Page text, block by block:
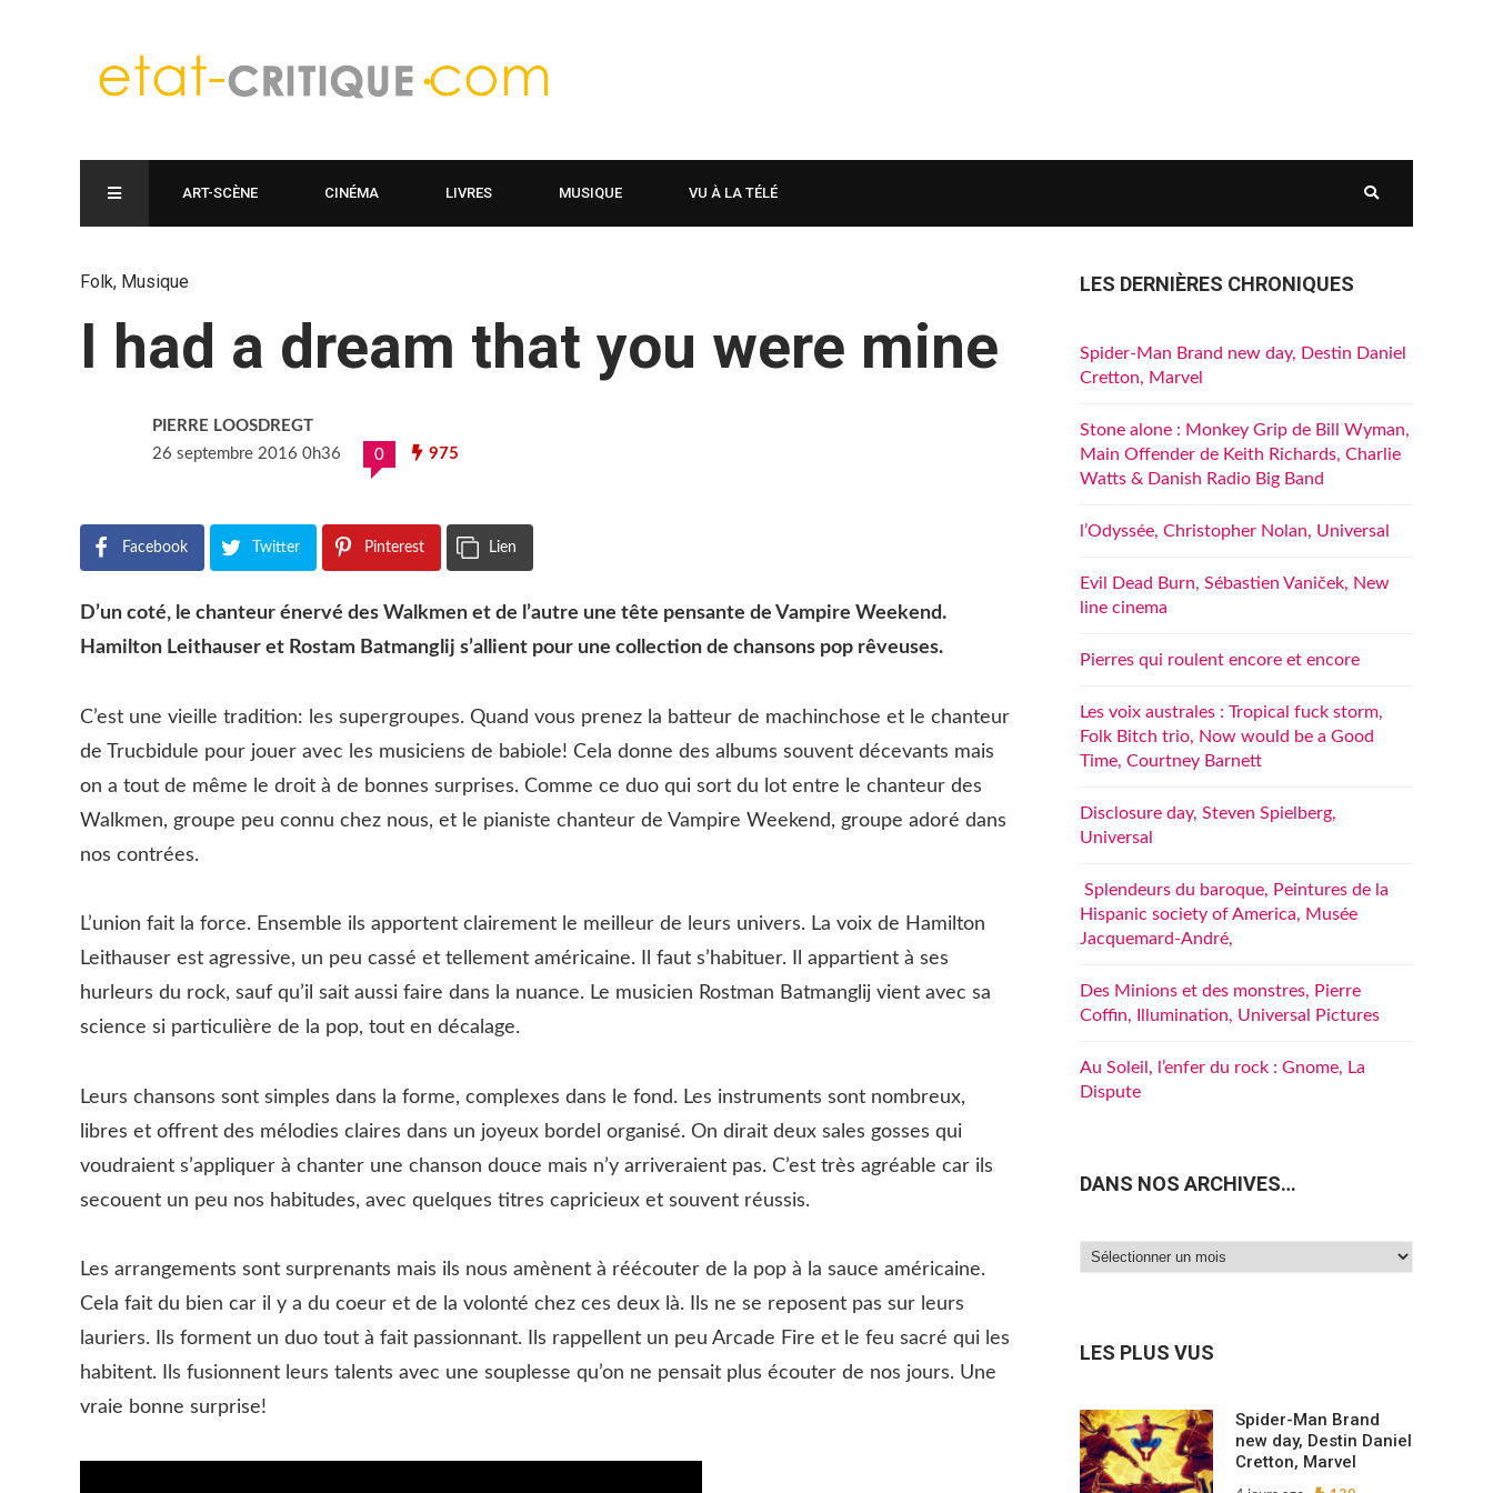
ART-SCÈNE CINÉMA LIVRES MUSIQUE VU À LA TÉLÉ
Folk, Musique
I had a dream that you were mine
PIERRE LOOSDREGT
26 septembre 2016 0h36
0 975
Facebook Twitter Pinterest Lien
D’un coté, le chanteur énervé des Walkmen et de l’autre une tête pensante de Vampire Weekend.
Hamilton Leithauser et Rostam Batmanglij s’allient pour une collection de chansons pop rêveuses.
C’est une vieille tradition: les supergroupes. Quand vous prenez la batteur de machinchose et le chanteur
de Trucbidule pour jouer avec les musiciens de babiole! Cela donne des albums souvent décevants mais
on a tout de même le droit à de bonnes surprises. Comme ce duo qui sort du lot entre le chanteur des
Walkmen, groupe peu connu chez nous, et le pianiste chanteur de Vampire Weekend, groupe adoré dans
nos contrées.
L’union fait la force. Ensemble ils apportent clairement le meilleur de leurs univers. La voix de Hamilton
Leithauser est agressive, un peu cassé et tellement américaine. Il faut s’habituer. Il appartient à ses
hurleurs du rock, sauf qu’il sait aussi faire dans la nuance. Le musicien Rostman Batmanglij vient avec sa
science si particulière de la pop, tout en décalage.
Leurs chansons sont simples dans la forme, complexes dans le fond. Les instruments sont nombreux,
libres et offrent des mélodies claires dans un joyeux bordel organisé. On dirait deux sales gosses qui
voudraient s’appliquer à chanter une chanson douce mais n’y arriveraient pas. C’est très agréable car ils
secouent un peu nos habitudes, avec quelques titres capricieux et souvent réussis.
Les arrangements sont surprenants mais ils nous amènent à réécouter de la pop à la sauce américaine.
Cela fait du bien car il y a du coeur et de la volonté chez ces deux là. Ils ne se reposent pas sur leurs
lauriers. Ils forment un duo tout à fait passionnant. Ils rappellent un peu Arcade Fire et le feu sacré qui les
habitent. Ils fusionnent leurs talents avec une souplesse qu’on ne pensait plus écouter de nos jours. Une
vraie bonne surprise!
LES DERNIÈRES CHRONIQUES
Spider-Man Brand new day, Destin Daniel
Cretton, Marvel
Stone alone : Monkey Grip de Bill Wyman,
Main Offender de Keith Richards, Charlie
Watts & Danish Radio Big Band
l’Odyssée, Christopher Nolan, Universal
Evil Dead Burn, Sébastien Vaniček, New
line cinema
Pierres qui roulent encore et encore
Les voix australes : Tropical fuck storm,
Folk Bitch trio, Now would be a Good
Time, Courtney Barnett
Disclosure day, Steven Spielberg,
Universal
Splendeurs du baroque, Peintures de la
Hispanic society of America, Musée
Jacquemard-André,
Des Minions et des monstres, Pierre
Coffin, Illumination, Universal Pictures
Au Soleil, l’enfer du rock : Gnome, La
Dispute
DANS NOS ARCHIVES…
Dans
LES PLUS VUS
Spider-Man Brand
new day, Destin Daniel
Cretton, Marvel